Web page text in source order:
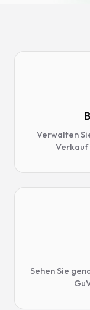
Verwalten
Verkauf
Sehen Sie